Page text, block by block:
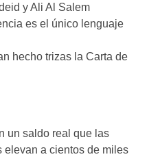
y Ali Al Salem
es el único lenguaje
hecho trizas la Carta de
un saldo real que las
elevan a cientos de miles